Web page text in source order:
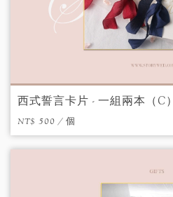
西式誓言卡片 - 一組兩本（C）
NT$ 500 / 個